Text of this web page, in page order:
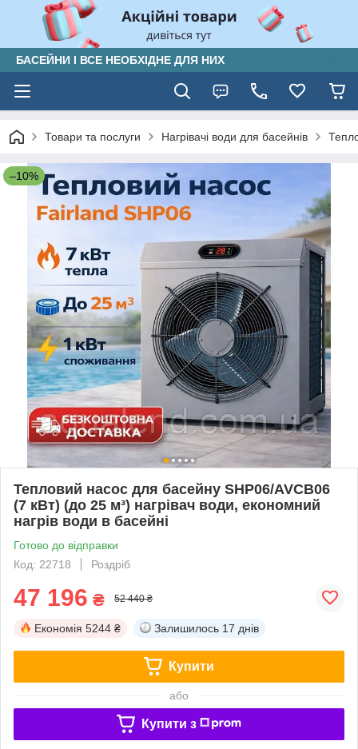
БАСЕЙНИ І ВСЕ НЕОБХІДНЕ ДЛЯ НИХ
Товари та послуги Нагрівачі води для басейнів
–10%
Тепловий насос для басейну SHP06/AVCB06
(7 кВт) (до 25 м³) нагрівач води, економний
нагрів води в басейні
Готово до відправки
Код: 22718
Роздріб
47 196 ₴ 52 440 ₴
Економія 5244 ₴ Залишилось 17 днів
Купити
або
Купити з